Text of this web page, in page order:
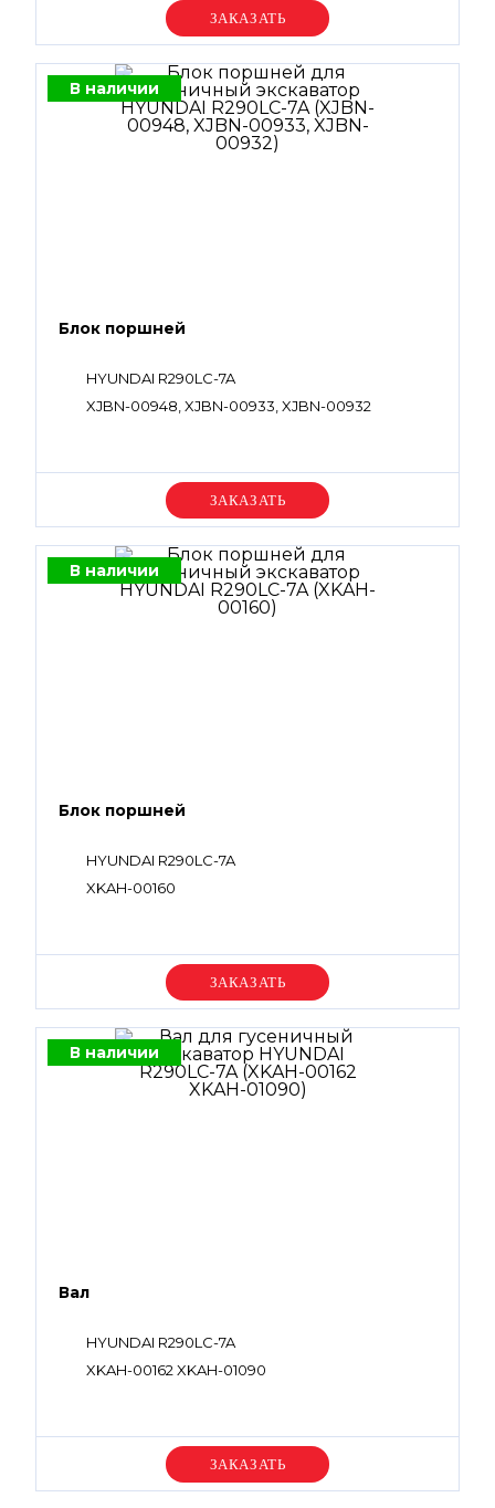
Уточняйте цену
В наличии
Блок поршней
HYUNDAI R290LC-7A
XJBN-00948, XJBN-00933, XJBN-00932
Уточняйте цену
В наличии
Блок поршней
HYUNDAI R290LC-7A
XKAH-00160
Уточняйте цену
В наличии
Вал
HYUNDAI R290LC-7A
XKAH-00162 XKAH-01090
Уточняйте цену